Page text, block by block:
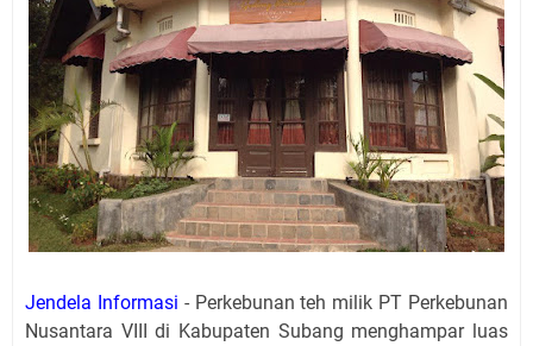
Jendela Informasi - Perkebunan teh milik PT Perkebunan
Nusantara VIII di Kabupaten Subang menghampar luas